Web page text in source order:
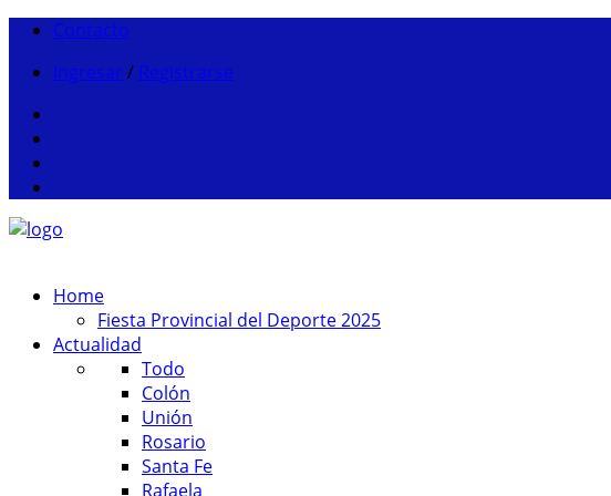
Contacto
Ingresar / Registrarse
Home
Fiesta Provincial del Deporte 2025
Actualidad
Todo
Colón
Unión
Rosario
Santa Fe
Rafaela